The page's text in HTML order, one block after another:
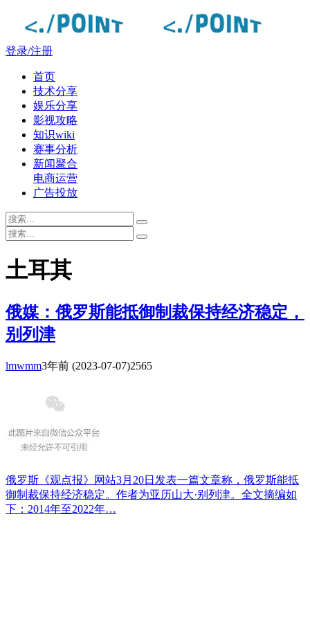
登录/注册
首页
技术分享
娱乐分享
影视攻略
知识wiki
赛事分析
新闻聚合
电商运营
广告投放
土耳其
俄媒：俄罗斯能抵御制裁保持经济稳定，
别列津
lmwmm3年前 (2023-07-07)2565
俄罗斯《观点报》网站3月20日发表一篇文章称，俄罗斯能抵
御制裁保持经济稳定。作者为亚历山大·别列津。全文摘编如
下：2014年至2022年…